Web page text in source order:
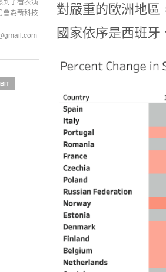
對嚴重的歐洲地區
國家依序是西班牙
到了看表演
會為新科技